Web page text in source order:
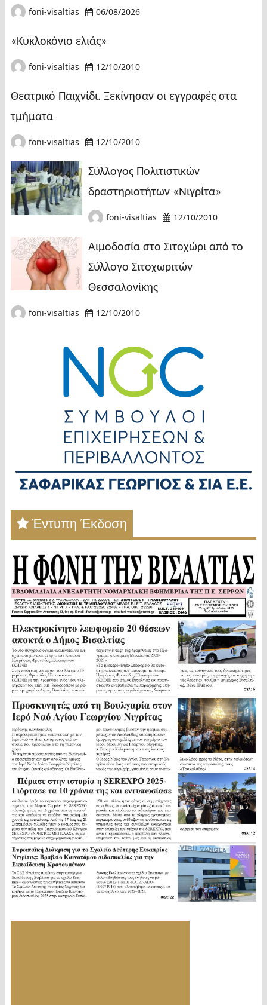
foni-visaltias 06/08/2026
«Κυκλοκόνιο ελιάς»
foni-visaltias 12/10/2010
Θεατρικό Παιχνίδι. Ξεκίνησαν οι εγγραφές στα
τμήματα
foni-visaltias 12/10/2010
Σύλλογος Πολιτιστικών
δραστηριοτήτων «Νιγρίτα»
foni-visaltias 12/10/2010
Αιμοδοσία στο Σιτοχώρι από το
Σύλλογο Σιτοχωριτών
Θεσσαλονίκης
foni-visaltias 12/10/2010
Έντυπη Έκδοση